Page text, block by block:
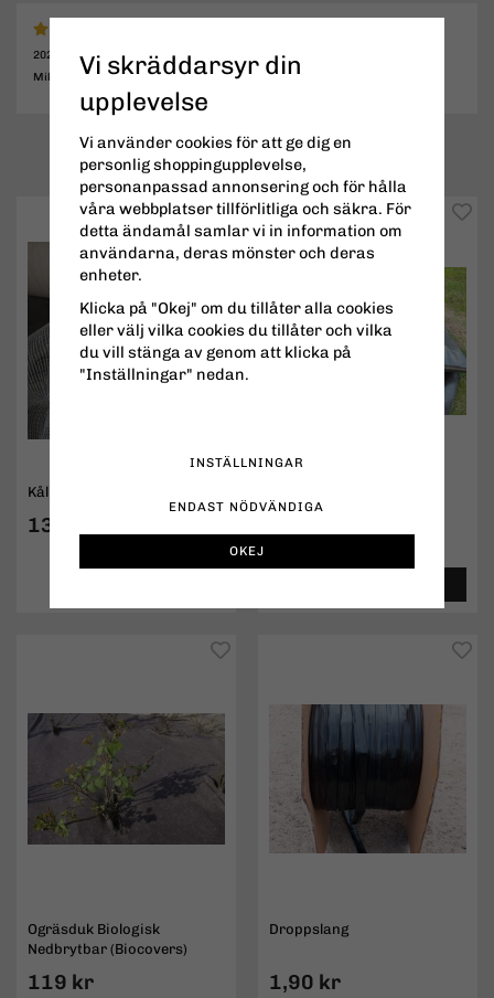
2023-10-15
Mikael
POPULÄRT JUST NU
Kålnät / Bärnät
136 kr
Ogräsduk Biologisk
Nedbrytbar (Biocovers)
119 kr
Droppslang
1,90 kr
Vi skräddarsyr din
upplevelse
Vi använder cookies för att ge dig en
personlig shoppingupplevelse,
personanpassad annonsering och för hålla
våra webbplatser tillförlitliga och säkra. För
detta ändamål samlar vi in information om
användarna, deras mönster och deras
enheter.
Klicka på "Okej" om du tillåter alla cookies
eller välj vilka cookies du tillåter och vilka
du vill stänga av genom att klicka på
"Inställningar" nedan.
INSTÄLLNINGAR
ENDAST NÖDVÄNDIGA
OKEJ